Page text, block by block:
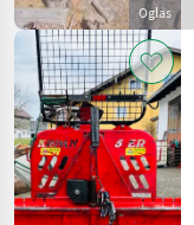
Oglas